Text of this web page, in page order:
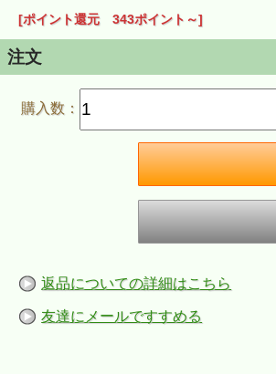
[ポイント還元 343ポイント～]
注文
購入数：
返品についての詳細はこちら
友達にメールですすめる